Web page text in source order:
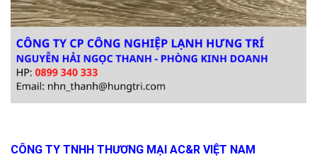
CÔNG TY TNHH THƯƠNG MẠI AC&R VIỆT NAM